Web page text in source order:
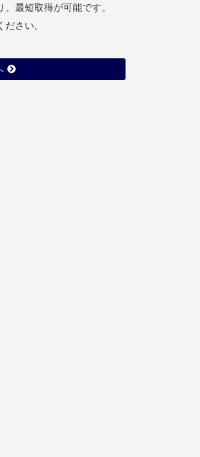
最短取得が可能です。
さい。